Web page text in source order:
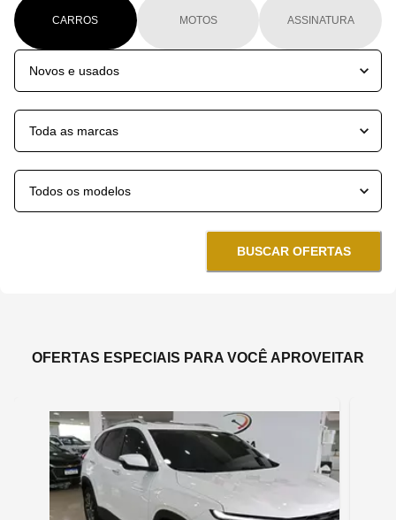
CARROS MOTOS ASSINATURA
BUSCAR OFERTAS
OFERTAS ESPECIAIS PARA VOCÊ APROVEITAR